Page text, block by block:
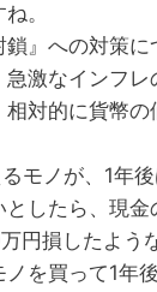
。
』への対策に
激なインフレ
対的に貨幣の
モノが、1年
したら、現金
円損したよう
を買って1年